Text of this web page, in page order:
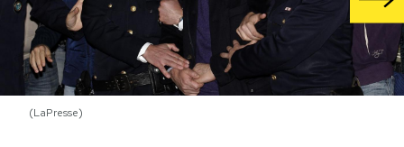
I MIEI PREFERITI
SHOP
(LaPresse)